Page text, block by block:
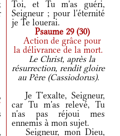
Toi, et Tu m'as guéri,
Seigneur ; pour l'éternité
je Te louerai.
Psaume 29 (30)
Action de grâce pour
la délivrance de la mort.
Le Christ, après la
résurrection, rendit gloire
au Père (Cassiodorus).
Je T'exalte, Seigneur,
car Tu m'as relevé, Tu
n'as pas réjoui mes
ennemis à mon sujet.
Seigneur, mon Dieu,